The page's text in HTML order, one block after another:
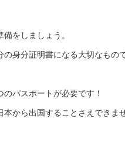
をしましょう。
身分証明書になる大切なもので
パスポートが必要です！
から出国することさえできませ